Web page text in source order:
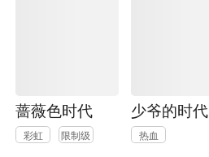
蔷薇色时代
彩虹 限制级
少爷的时代
热血